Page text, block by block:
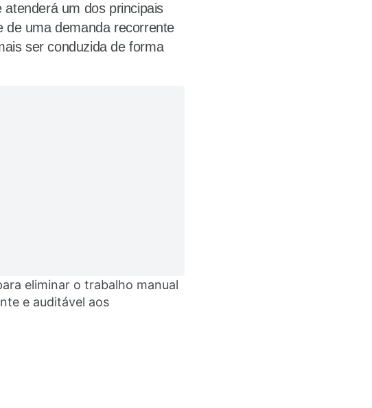
um dos principais
de uma demanda recorrente
ser conduzida de forma
eliminar o trabalho manual
e auditável aos